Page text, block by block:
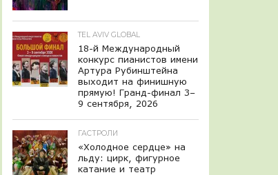
TEL AVIV GLOBAL
18-й Международный
конкурс пианистов имени
Артура Рубинштейна
выходит на финишную
прямую! Гранд-финал 3–
9 сентября, 2026
ГАСТРОЛИ
«Холодное сердце» на
льду: цирк, фигурное
катание и театр